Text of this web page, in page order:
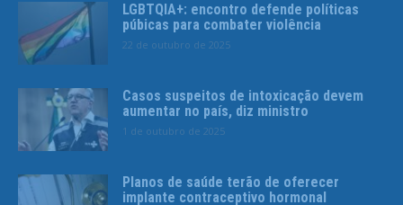
LGBTQIA+: encontro defende políticas
púbicas para combater violência
22 de outubro de 2025
Casos suspeitos de intoxicação devem
aumentar no país, diz ministro
1 de outubro de 2025
Planos de saúde terão de oferecer
implante contraceptivo hormonal